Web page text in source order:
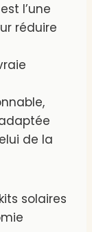
l’une
réduire
de la
solaires